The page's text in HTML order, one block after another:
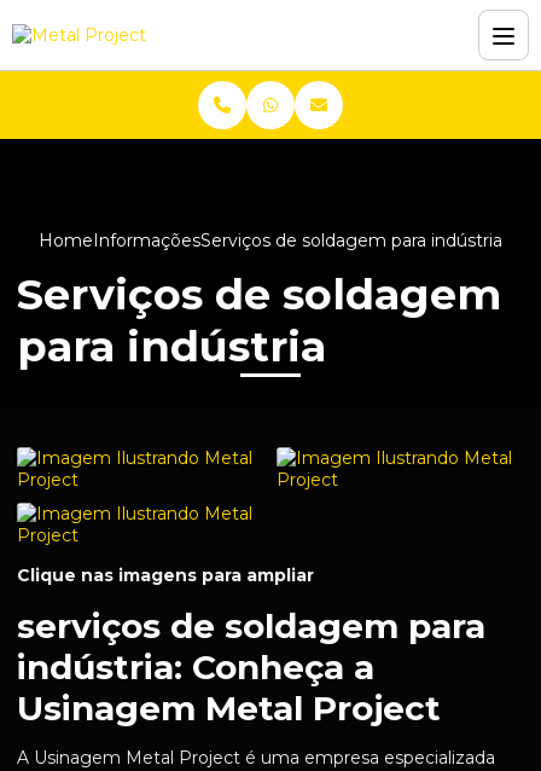
HomeInformaçõesServiços de soldagem para indústria
Serviços de soldagem
para indústria
Clique nas imagens para ampliar
serviços de soldagem para
indústria: Conheça a
Usinagem Metal Project
A Usinagem Metal Project é uma empresa especializada